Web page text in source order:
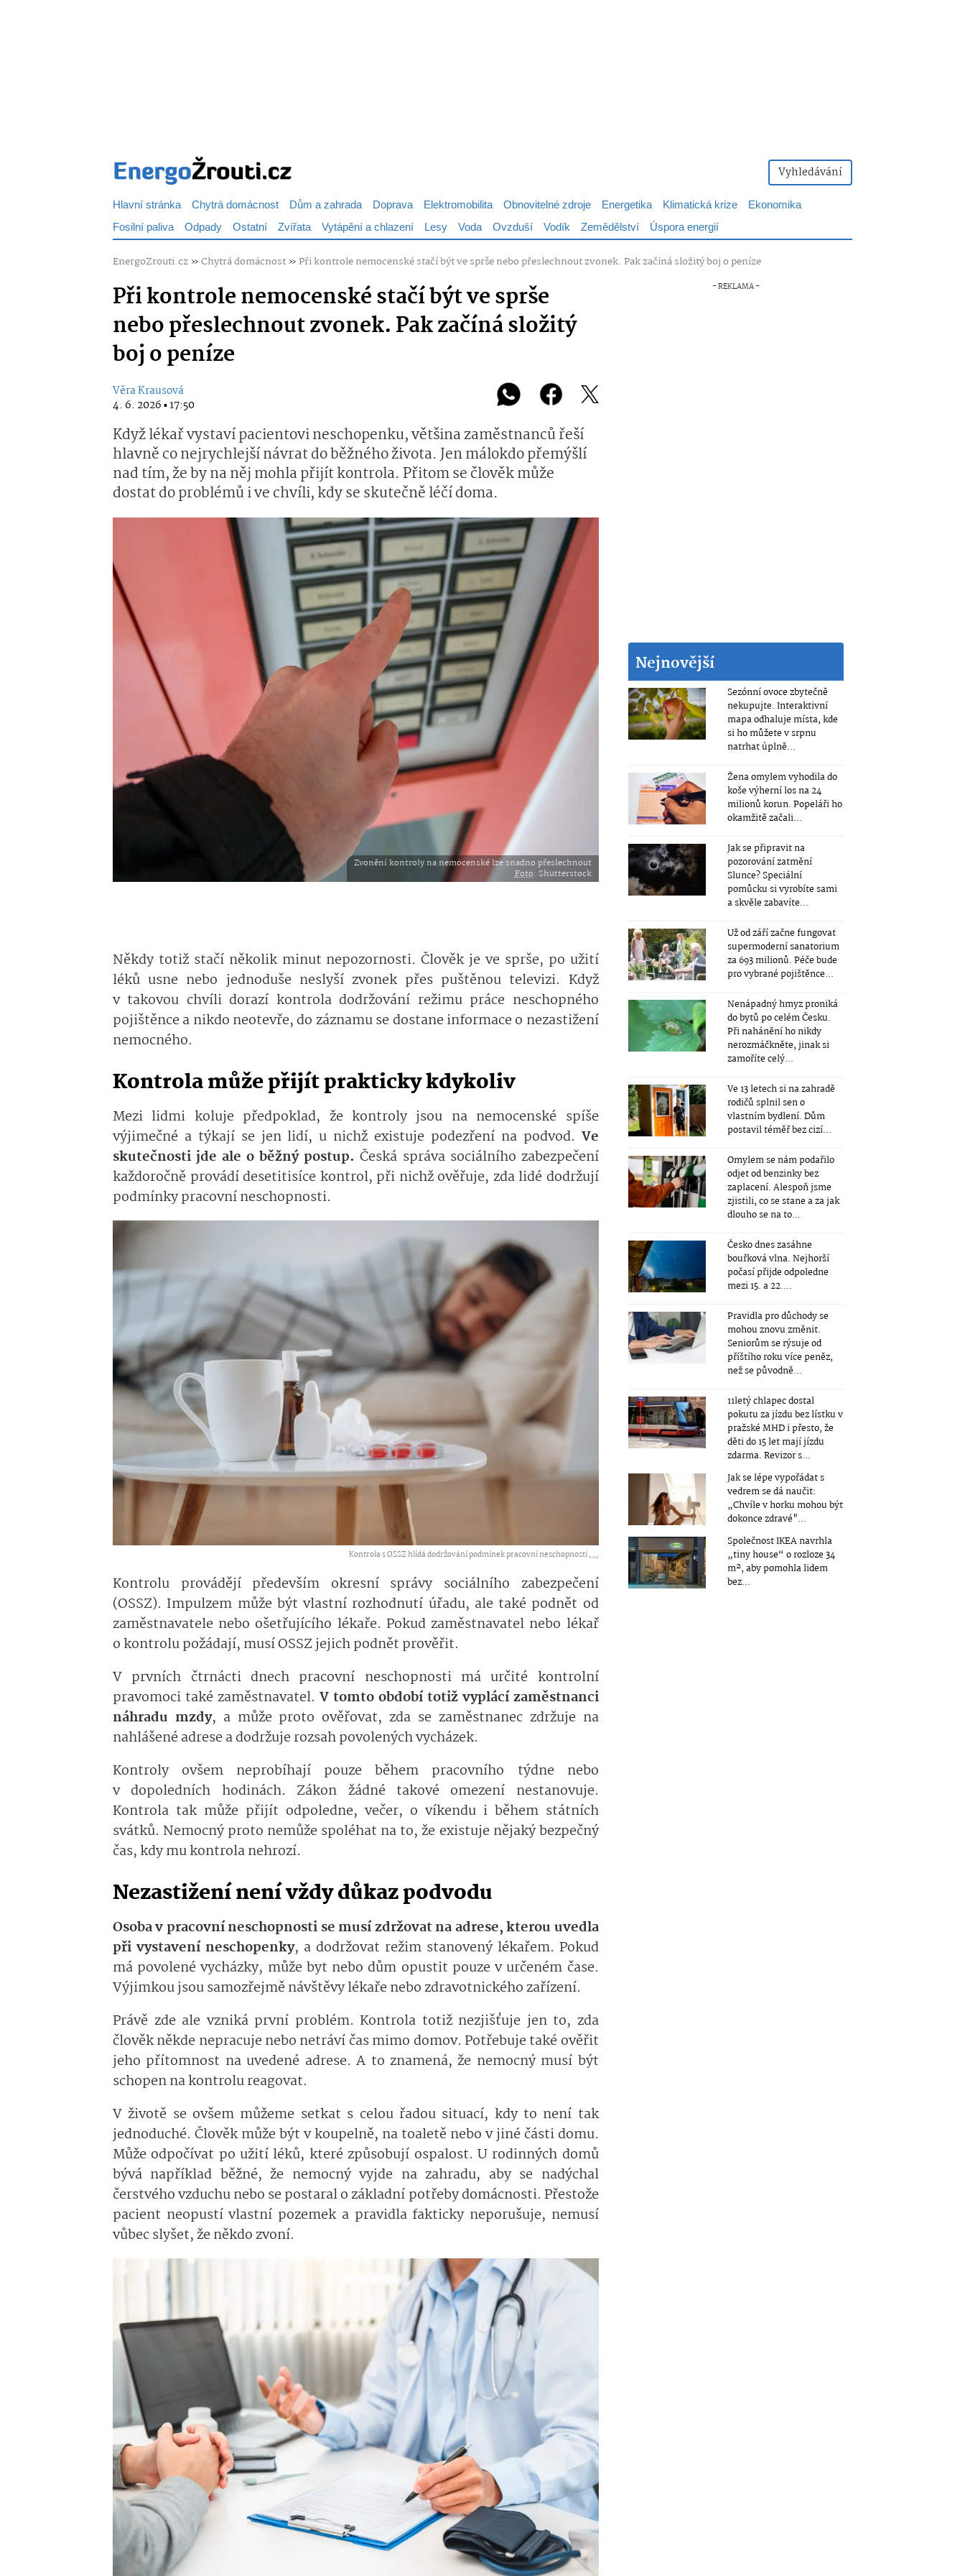
Vyhledávání
Hlavní stránka Chytrá domácnost Dům a zahrada Doprava Elektromobilita Obnovitelné zdroje Energetika Klimatická krize
Ekonomika
Fosilní paliva Odpady Ostatní Zvířata Vytápění a chlazení Lesy Voda Ovzduší Vodík Zemědělství Úspora energií
EnergoZrouti.cz»Chytrá domácnost»Při kontrole nemocenské stačí být ve sprše nebo přeslechnout zvonek. Pak začíná složitý boj o peníze
Při kontrole nemocenské stačí být ve sprše
nebo přeslechnout zvonek. Pak začíná složitý
boj o peníze
Věra Krausová
4. 6. 2026 ▪ 17:50
Když lékař vystaví pacientovi neschopenku, většina zaměstnanců řeší
hlavně co nejrychlejší návrat do běžného života. Jen málokdo přemýšlí
nad tím, že by na něj mohla přijít kontrola. Přitom se člověk může
dostat do problémů i ve chvíli, kdy se skutečně léčí doma.
Zvonění kontroly na nemocenské lze snadno přeslechnout
Foto: Shutterstock
Někdy totiž stačí několik minut nepozornosti. Člověk je ve sprše, po užití
léků usne nebo jednoduše neslyší zvonek přes puštěnou televizi. Když
v takovou chvíli dorazí kontrola dodržování režimu práce neschopného
pojištěnce a nikdo neotevře, do záznamu se dostane informace o nezastižení
nemocného.
Kontrola může přijít prakticky kdykoliv
Mezi lidmi koluje předpoklad, že kontroly jsou na nemocenské spíše
výjimečné a týkají se jen lidí, u nichž existuje podezření na podvod. Ve
skutečnosti jde ale o běžný postup. Česká správa sociálního zabezpečení
každoročně provádí desetitisíce kontrol, při nichž ověřuje, zda lidé dodržují
podmínky pracovní neschopnosti.
Kontrola s OSSZ hlídá dodržování podmínek pracovní neschopnosti ,...
Kontrolu provádějí především okresní správy sociálního zabezpečení
(OSSZ). Impulzem může být vlastní rozhodnutí úřadu, ale také podnět od
zaměstnavatele nebo ošetřujícího lékaře. Pokud zaměstnavatel nebo lékař
o kontrolu požádají, musí OSSZ jejich podnět prověřit.
V prvních čtrnácti dnech pracovní neschopnosti má určité kontrolní
pravomoci také zaměstnavatel. V tomto období totiž vyplácí zaměstnanci
náhradu mzdy, a může proto ověřovat, zda se zaměstnanec zdržuje na
nahlášené adrese a dodržuje rozsah povolených vycházek.
Kontroly ovšem neprobíhají pouze během pracovního týdne nebo
v dopoledních hodinách. Zákon žádné takové omezení nestanovuje.
Kontrola tak může přijít odpoledne, večer, o víkendu i během státních
svátků. Nemocný proto nemůže spoléhat na to, že existuje nějaký bezpečný
čas, kdy mu kontrola nehrozí.
Nezastižení není vždy důkaz podvodu
Osoba v pracovní neschopnosti se musí zdržovat na adrese, kterou uvedla
při vystavení neschopenky, a dodržovat režim stanovený lékařem. Pokud
má povolené vycházky, může byt nebo dům opustit pouze v určeném čase.
Výjimkou jsou samozřejmě návštěvy lékaře nebo zdravotnického zařízení.
Právě zde ale vzniká první problém. Kontrola totiž nezjišťuje jen to, zda
člověk někde nepracuje nebo netráví čas mimo domov. Potřebuje také ověřit
jeho přítomnost na uvedené adrese. A to znamená, že nemocný musí být
schopen na kontrolu reagovat.
V životě se ovšem můžeme setkat s celou řadou situací, kdy to není tak
jednoduché. Člověk může být v koupelně, na toaletě nebo v jiné části domu.
Může odpočívat po užití léků, které způsobují ospalost. U rodinných domů
bývá například běžné, že nemocný vyjde na zahradu, aby se nadýchal
čerstvého vzduchu nebo se postaral o základní potřeby domácnosti. Přestože
pacient neopustí vlastní pozemek a pravidla fakticky neporušuje, nemusí
vůbec slyšet, že někdo zvoní.
Nejnovější
Sezónní ovoce zbytečně
nekupujte. Interaktivní
mapa odhaluje místa, kde
si ho můžete v srpnu
natrhat úplně...
Žena omylem vyhodila do
koše výherní los na 24
milionů korun. Popeláři ho
okamžitě začali...
Jak se připravit na
pozorování zatmění
Slunce? Speciální
pomůcku si vyrobíte sami
a skvěle zabavíte...
Už od září začne fungovat
supermoderní sanatorium
za 693 milionů. Péče bude
pro vybrané pojištěnce...
Nenápadný hmyz proniká
do bytů po celém Česku.
Při nahánění ho nikdy
nerozmáčkněte, jinak si
zamoříte celý...
Ve 13 letech si na zahradě
rodičů splnil sen o
vlastním bydlení. Dům
postavil téměř bez cizí...
Omylem se nám podařilo
odjet od benzinky bez
zaplacení. Alespoň jsme
zjistili, co se stane a za jak
dlouho se na to...
Česko dnes zasáhne
bouřková vlna. Nejhorší
počasí přijde odpoledne
mezi 15. a 22....
Pravidla pro důchody se
mohou znovu změnit.
Seniorům se rýsuje od
příštího roku více peněz,
než se původně...
11letý chlapec dostal
pokutu za jízdu bez lístku v
pražské MHD i přesto, že
děti do 15 let mají jízdu
zdarma. Revizor s...
Jak se lépe vypořádat s
vedrem se dá naučit:
„Chvíle v horku mohou být
dokonce zdravé"...
Společnost IKEA navrhla
„tiny house“ o rozloze 34
m², aby pomohla lidem
bez...